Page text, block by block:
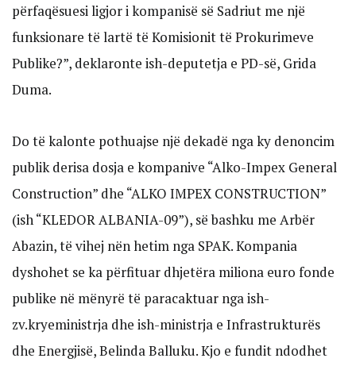
përfaqësuesi ligjor i kompanisë së Sadriut me një
funksionare të lartë të Komisionit të Prokurimeve
Publike?”, deklaronte ish-deputetja e PD-së, Grida
Duma.
Do të kalonte pothuajse një dekadë nga ky denoncim
publik derisa dosja e kompanive “Alko-Impex General
Construction” dhe “ALKO IMPEX CONSTRUCTION”
(ish “KLEDOR ALBANIA-09”), së bashku me Arbër
Abazin, të vihej nën hetim nga SPAK. Kompania
dyshohet se ka përfituar dhjetëra miliona euro fonde
publike në mënyrë të paracaktuar nga ish-
zv.kryeministrja dhe ish-ministrja e Infrastrukturës
dhe Energjisë, Belinda Balluku. Kjo e fundit ndodhet